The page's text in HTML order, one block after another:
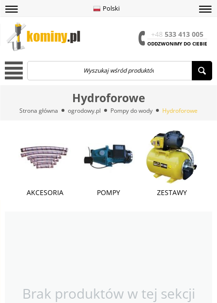
Polski
+48 533 413 005
ODDZWONIMY DO CIEBIE
menu
Hydroforowe
Strona główna ogrodowy.pl Pompy do wody Hydroforowe
AKCESORIA POMPY ZESTAWY
menu
Brak produktów w tej sekcji
menu